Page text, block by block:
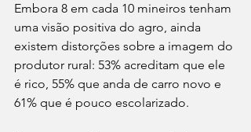
Embora 8 em cada 10 mineiros tenham
uma visão positiva do agro, ainda
existem distorções sobre a imagem do
produtor rural: 53% acreditam que ele
é rico, 55% que anda de carro novo e
61% que é pouco escolarizado.